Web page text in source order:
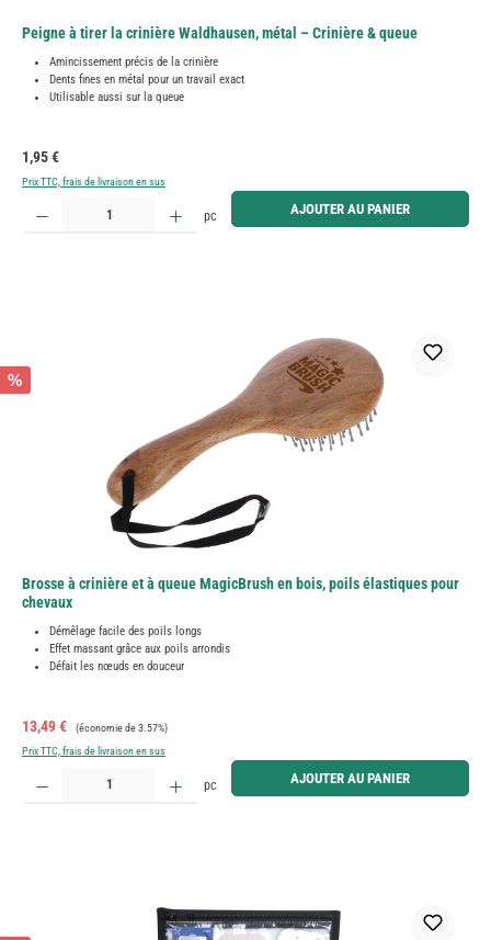
Peigne à tirer la crinière Waldhausen, métal – Crinière & queue
Amincissement précis de la crinière
Dents fines en métal pour un travail exact
Utilisable aussi sur la queue
Prix régulier :
1,95 €
Prix TTC, frais de livraison en sus
Quantité de produit : Entrez la quantité souhaitée ou utilisez les boutons pour augmenter ou
pc AJOUTER AU PANIER
%
Brosse à crinière et à queue MagicBrush en bois, poils élastiques pour
chevaux
Démêlage facile des poils longs
Effet massant grâce aux poils arrondis
Défait les nœuds en douceur
Prix de vente :
13,49 € Prix régulier :
(économie de 3.57%)
Prix TTC, frais de livraison en sus
Quantité de produit : Entrez la quantité souhaitée ou utilisez les boutons pour augmenter ou
pc AJOUTER AU PANIER